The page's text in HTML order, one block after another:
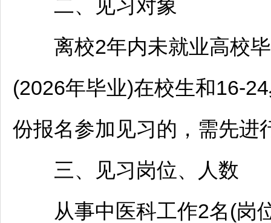
二、见习对象
离校2年内未就业高校毕
(2026年毕业)在校生和16-
份报名参加见习的，需先进
三、见习岗位、人数
从事中医科工作2名(岗